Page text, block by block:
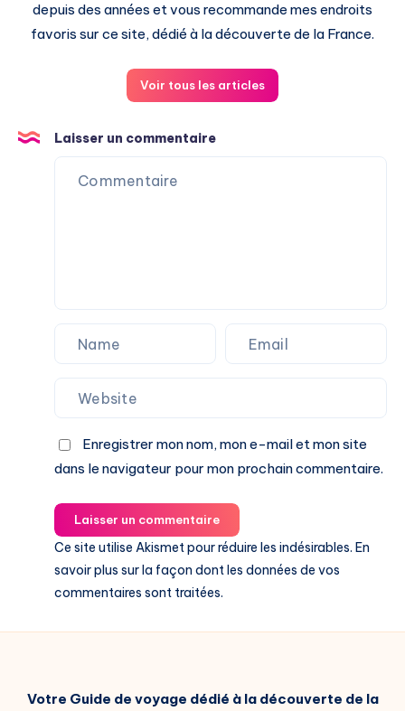
depuis des années et vous recommande mes endroits
favoris sur ce site, dédié à la découverte de la France.
Voir tous les articles
Laisser un commentaire
Enregistrer mon nom, mon e-mail et mon site
dans le navigateur pour mon prochain commentaire.
Laisser un commentaire
Ce site utilise Akismet pour réduire les indésirables. En
savoir plus sur la façon dont les données de vos
commentaires sont traitées.
Votre Guide de voyage dédié à la découverte de la